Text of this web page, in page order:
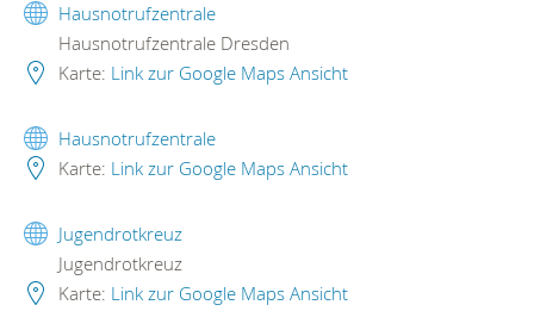
Hausnotrufzentrale
Hausnotrufzentrale Dresden
Karte: Link zur Google Maps Ansicht
Hausnotrufzentrale
Karte: Link zur Google Maps Ansicht
Jugendrotkreuz
Jugendrotkreuz
Karte: Link zur Google Maps Ansicht